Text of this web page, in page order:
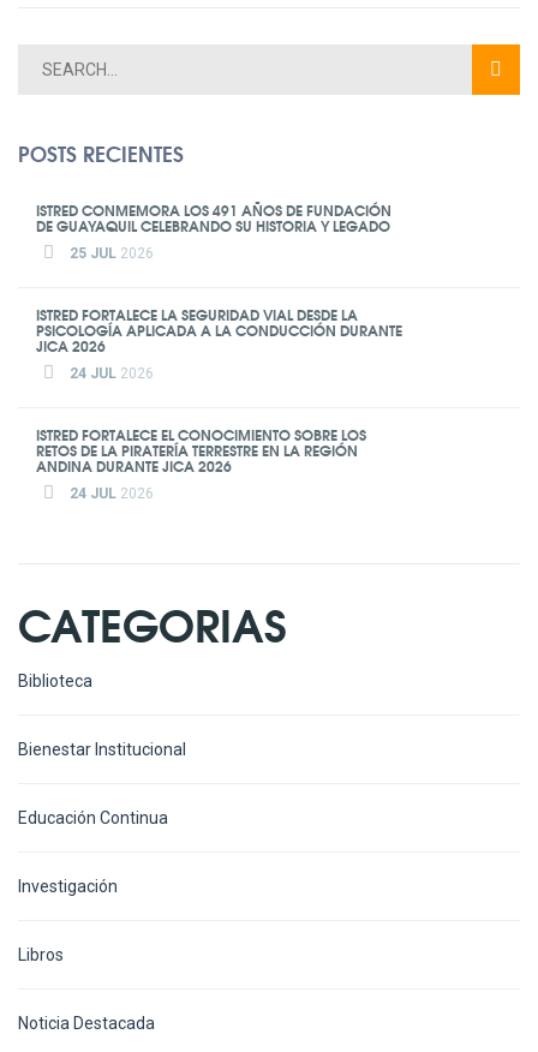
POSTS RECIENTES
ISTRED CONMEMORA LOS 491 AÑOS DE FUNDACIÓN
DE GUAYAQUIL CELEBRANDO SU HISTORIA Y LEGADO
25 JUL 2026
ISTRED FORTALECE LA SEGURIDAD VIAL DESDE LA
PSICOLOGÍA APLICADA A LA CONDUCCIÓN DURANTE
JICA 2026
24 JUL 2026
ISTRED FORTALECE EL CONOCIMIENTO SOBRE LOS
RETOS DE LA PIRATERÍA TERRESTRE EN LA REGIÓN
ANDINA DURANTE JICA 2026
24 JUL 2026
CATEGORIAS
Biblioteca
Bienestar Institucional
Educación Continua
Investigación
Libros
Noticia Destacada